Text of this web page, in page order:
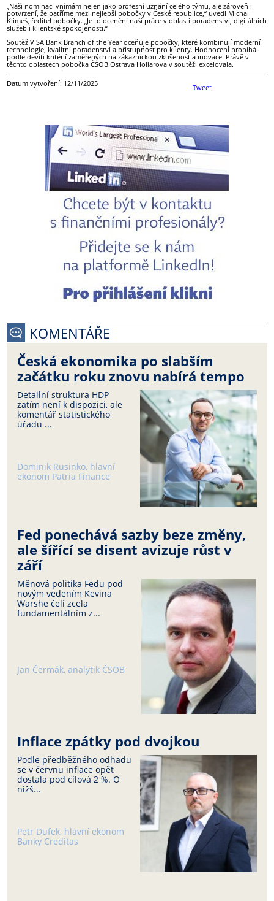
„Naši nominaci vnímám nejen jako profesní uznání celého týmu, ale zároveň i
potvrzení, že patříme mezi nejlepší pobočky v České republice,“ uvedl Michal
Klimeš, ředitel pobočky. „Je to ocenění naší práce v oblasti poradenství, digitálních
služeb i klientské spokojenosti.“
Soutěž VISA Bank Branch of the Year oceňuje pobočky, které kombinují moderní
technologie, kvalitní poradenství a přístupnost pro klienty. Hodnocení probíhá
podle devíti kritérií zaměřených na zákaznickou zkušenost a inovace. Právě v
těchto oblastech pobočka ČSOB Ostrava Hollarova v soutěži excelovala.
Tweet
Datum vytvoření: 12/11/2025
KOMENTÁŘE
Česká ekonomika po slabším
začátku roku znovu nabírá tempo
Detailní struktura HDP
zatím není k dispozici, ale
komentář statistického
úřadu ...
Dominik Rusinko, hlavní
ekonom Patria Finance
Fed ponechává sazby beze změny,
ale šířící se disent avizuje růst v
září
Měnová politika Fedu pod
novým vedením Kevina
Warshe čelí zcela
fundamentálním z...
Jan Čermák, analytik ČSOB
Inflace zpátky pod dvojkou
Podle předběžného odhadu
se v červnu inflace opět
dostala pod cílová 2 %. O
nižš...
Petr Dufek, hlavní ekonom
Banky Creditas